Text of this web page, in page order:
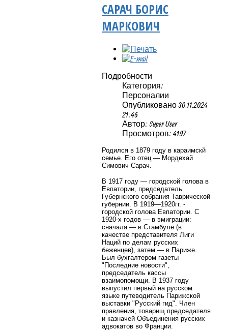
САРАЧ БОРИС
МАРКОВИЧ
Подробности
Категория:
Персоналии
Опубликовано 30.11.2024
21:46
Автор: Super User
Просмотров: 4197
Родился в 1879 году в караимскй
семье. Его отец — Мордехай
Симович Сарач.
В 1917 году — городской голова в
Евпатории, председатель
Губернского собрания Таврической
губернии. В 1919—1920гг. -
городской голова Евпатории. С
1920-х годов — в эмиграции:
сначала — в Стамбуле (в
качестве представителя Лиги
Наций по делам русских
беженцев), затем — в Париже.
Был бухгалтером газеты
"Последние новости",
председатель кассы
взаимопомощи. В 1937 году
выпустил первый на русском
языке путеводитель Парижской
выставки "Русский гид". Член
правления, товарищ председателя
и казначей Объединения русских
адвокатов во Франции.